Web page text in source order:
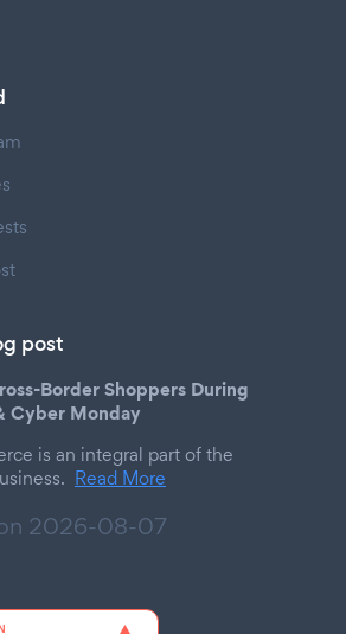
post
Border Shoppers During
Cyber Monday
is an integral part of the
Read More
2026-08-07